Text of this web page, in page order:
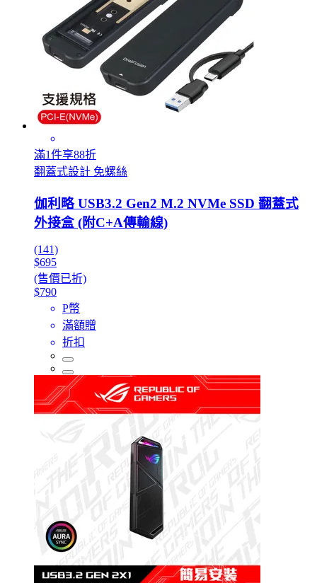
滿1件享88折
翻蓋式設計 免螺絲
伽利略 USB3.2 Gen2 M.2 NVMe SSD 翻蓋式
外接盒 (附C+A傳輸線)
(141)
$695
(售價已折)
$790
P幣
滿額贈
折扣